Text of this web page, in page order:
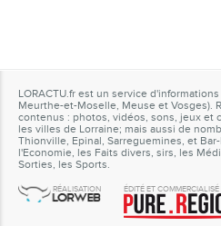
LORACTU.fr est un service
Meurthe-et-Moselle, Meuse et Vosges).
contenus : photos, vidéos, sons, jeux et
les villes de Lorraine; mais aussi de
Thionville, Epinal, Sarreguemines, et
l'Economie, les Faits divers, sirs, les
Sorties, les Sports.
RÉALISATION ÉDITÉ ET COMMERCIALISÉ